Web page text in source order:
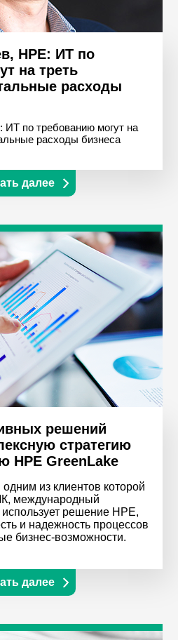
HPE: ИТ по
на треть
расходы
по требованию могут на
расходы бизнеса
далее
решений
стратегию
HPE GreenLake
из клиентов которой
международный
решение HPE,
и надежность процессов
бизнес-возможности.
далее